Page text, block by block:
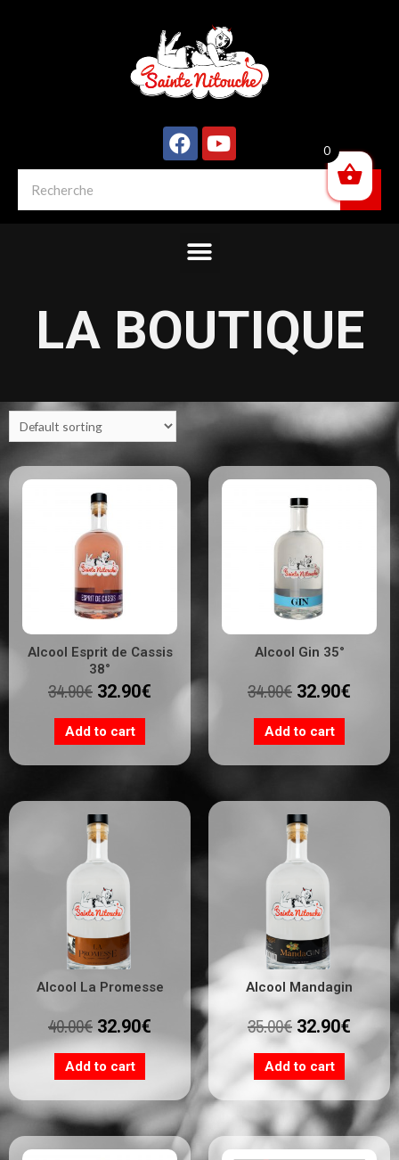
LA BOUTIQUE
Alcool Esprit de Cassis
38°
34.90€ 32.90€
Add to cart
Alcool Gin 35°
34.90€ 32.90€
Add to cart
Alcool La Promesse
40.00€ 32.90€
Add to cart
Alcool Mandagin
35.00€ 32.90€
Add to cart
0